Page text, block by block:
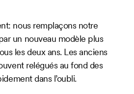
nous remplaçons notre
un nouveau modèle plus
les deux ans. Les anciens
relégués au fond des
dans l’oubli.